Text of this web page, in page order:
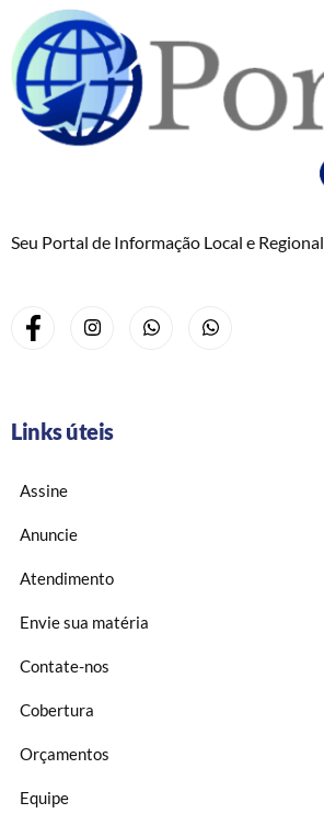
Seu Portal de Informação Local e Regional
Links úteis
Assine
Anuncie
Atendimento
Envie sua matéria
Contate-nos
Cobertura
Orçamentos
Equipe